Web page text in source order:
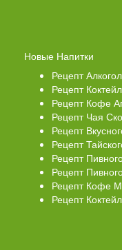
Новые Напитки
Рецепт
Рецепт
Рецепт Кофе
Рецепт Чая
Рецепт
Рецепт
Рецепт
Рецепт
Рецепт Кофе
Рецепт